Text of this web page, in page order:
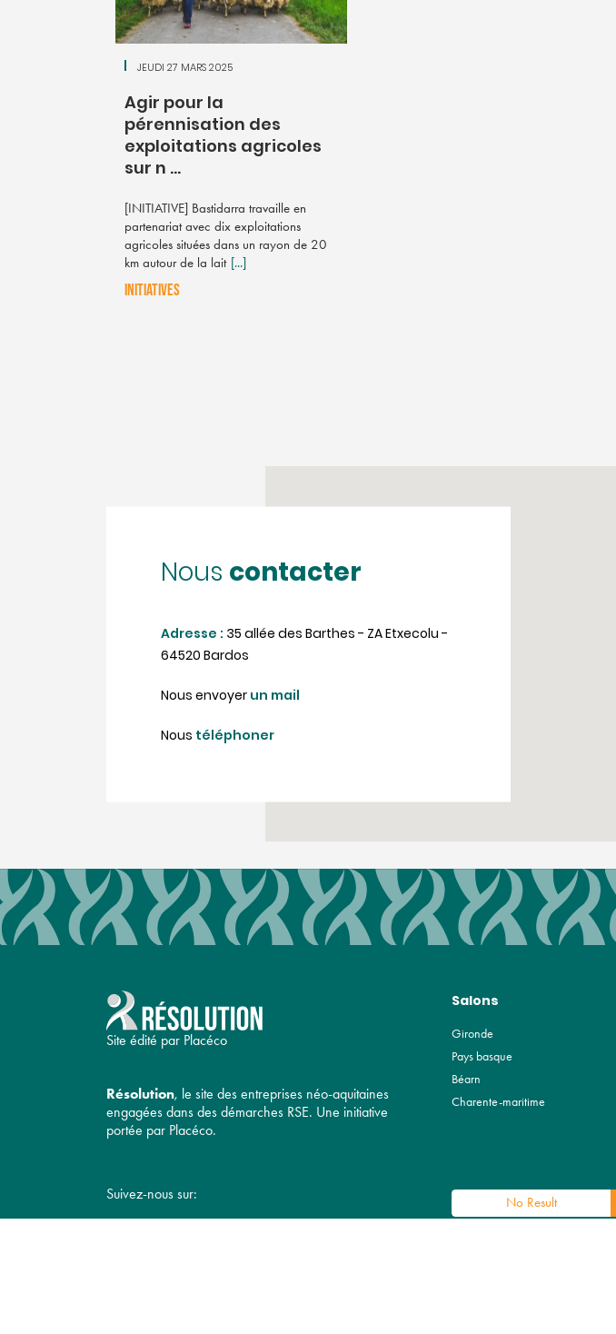
JEUDI 27 MARS 2025
Agir pour la
pérennisation des
exploitations agricoles
sur n ...
[INITIATIVE] Bastidarra travaille en
partenariat avec dix exploitations
agricoles situées dans un rayon de 20
km autour de la lait [...]
INITIATIVES
Nous contacter
Adresse : 35 allée des Barthes - ZA Etxecolu -
64520 Bardos
Nous envoyerun mail
Nous téléphoner
Site édité par Placéco
Résolution, le site des entreprises néo-aquitaines
engagées dans des démarches RSE. Une initiative
portée par Placéco.
Suivez-nous sur:
Salons
Gironde
Pays basque
Béarn
Charente-maritime
No Result